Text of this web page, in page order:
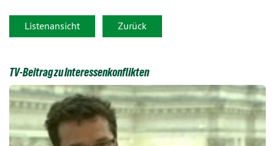
Listenansicht Zurück
TV-Beitrag zu Interessenkonflikten